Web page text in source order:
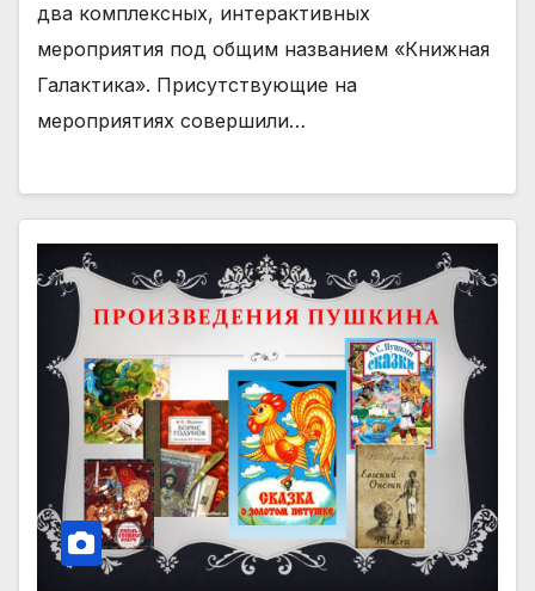
два комплексных, интерактивных
мероприятия под общим названием «Книжная
Галактика». Присутствующие на
мероприятиях совершили…